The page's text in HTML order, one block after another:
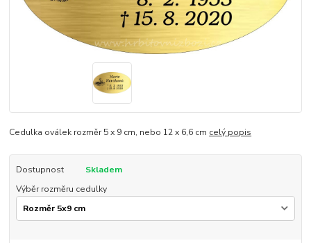
Cedulka oválek rozměr 5 x 9 cm, nebo 12 x 6,6 cm celý popis
Dostupnost
Skladem
Výběr rozměru cedulky